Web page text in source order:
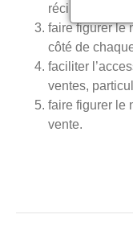
réciproque ;
faire figurer le
côté de
faciliter
ventes,
faire figurer le
vente.